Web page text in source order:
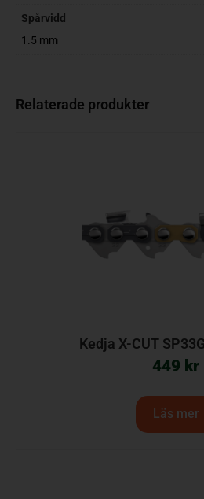
Spårvidd
1.5 mm
Relaterade produkter
Kedja X-CUT
449 kr
Läs mer